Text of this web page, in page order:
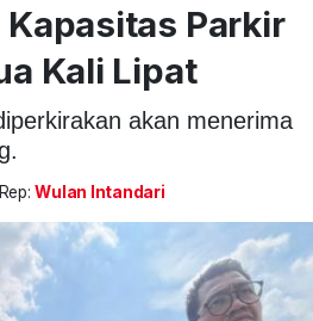
Parkir
Kali Lipat
akan menerima
Rep: Wulan Intandari